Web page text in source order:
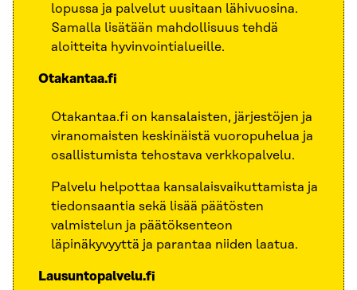
lopussa ja palvelut uusitaan lähivuosina.
Samalla lisätään mahdollisuus tehdä
aloitteita hyvinvointialueille.
Otakantaa.fi
Otakantaa.fi on kansalaisten, järjestöjen ja
viranomaisten keskinäistä vuoropuhelua ja
osallistumista tehostava verkkopalvelu.
Palvelu helpottaa kansalaisvaikuttamista ja
tiedonsaantia sekä lisää päätösten
valmistelun ja päätöksenteon
läpinäkyvyyttä ja parantaa niiden laatua.
Lausuntopalvelu.fi